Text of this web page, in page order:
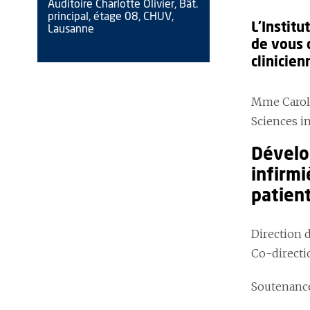
Auditoire Charlotte Olivier, Bât.
principal, étage 08, CHUV,
Lausanne
de vous
Mme
Sciences
Direction
Co-